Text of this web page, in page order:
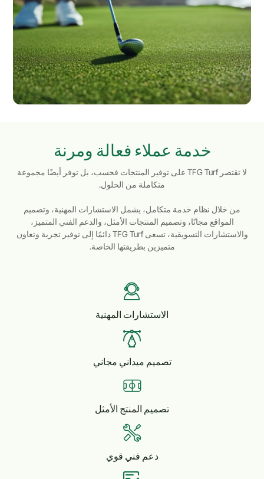
خدمة عملاء فعالة ومرنة
لا تقتصر TFG Turf على توفير المنتجات فحسب، بل توفر أيضًا مجموعة
متكاملة من الحلول.
من خلال نظام خدمة متكامل، يشمل الاستشارات المهنية، وتصميم
المواقع مجانًا، وتصميم المنتجات الأمثل، والدعم الفني المتميز،
والاستشارات التسويقية، تسعى TFG Turf دائمًا إلى توفير تجربة وتعاون
متميزين بطريقتها الخاصة.
الاستشارات المهنية
تصميم ميداني مجاني
تصميم المنتج الأمثل
دعم فني قوي